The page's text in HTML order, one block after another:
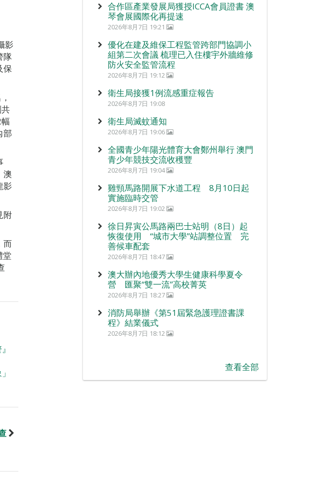
影
隊
保
部
澳
影
附
而
堂
合作區產業發展局獲授ICCA會員證書 澳
琴會展國際化再提速
2026年8月7日 19:21
優化在建及維保工程監管跨部門協調小
組第二次會議 梳理已入住樓宇外牆維修
防火安全監管流程
2026年8月7日 19:12
衛生局接獲1例流感重症報告
2026年8月7日 19:08
衛生局滅蚊通知
2026年8月7日 19:06
全國青少年陽光體育大會鄭州舉行 澳門
青少年競技交流收穫豐
2026年8月7日 19:04
雞頸馬路開展下水道工程 8月10日起
實施臨時交管
2026年8月7日 19:02
徐日昇寅公馬路兩巴士站明（8日）起
恢復使用 “城市大學”站調整位置 完
善候車配套
2026年8月7日 18:47
澳大辦內地優秀大學生健康科學夏令
營 匯聚“雙一流”高校菁英
2026年8月7日 18:27
消防局舉辦《第51屆緊急護理證書課
程》結業儀式
2026年8月7日 18:12
查看全部